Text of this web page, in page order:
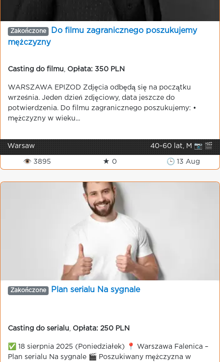
Zakończone
Do filmu zagranicznego poszukujemy
mężczyzny
Casting do filmu Opłata: 350 PLN
WARSZAWA EPIZOD Zdjęcia odbędą się na początku
września. Jeden dzień zdjęciowy, data jeszcze do
potwierdzenia. Do filmu zagranicznego poszukujemy: •
mężczyzny w wieku...
Warsaw 40-60 lat, M 📷 🎬
👁 3895 ★ 0 🕒 13 Aug
Zakończone Plan serialu Na sygnale
Casting do serialu Opłata: 250 PLN
✅ 18 sierpnia 2025 (Poniedziałek) 📍 Warszawa Falenica –
Plan serialu Na sygnale 🎬 Poszukiwany mężczyzna w